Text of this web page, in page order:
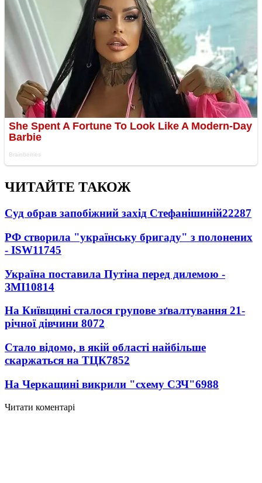
ЧИТАЙТЕ ТАКОЖ
Суд обрав запобіжний захід Стефанішиній22287
РФ створила "українську бригаду" з полонених
- ISW11745
Україна поставила Путіна перед дилемою -
ЗМІ10814
На Київщині сталося групове зґвалтування 21-
річної дівчини 8072
Стало відомо, в якій області найбільше
скаржаться на ТЦК7852
На Черкащині викрили "схему СЗЧ"6988
Читати коментарі